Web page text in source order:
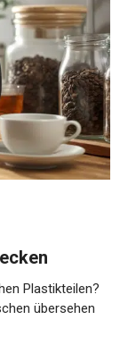
Plastikteilen?
übersehen